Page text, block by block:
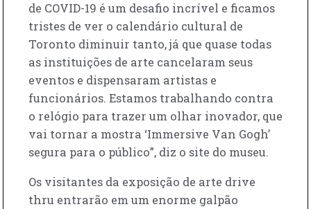
de COVID-19 é um desafio incrível e ficamos
tristes de ver o calendário cultural de
Toronto diminuir tanto, já que quase todas
as instituições de arte cancelaram seus
eventos e dispensaram artistas e
funcionários. Estamos trabalhando contra
o relógio para trazer um olhar inovador, que
vai tornar a mostra ‘Immersive Van Gogh’
segura para o público”, diz o site do museu.
Os visitantes da exposição de arte drive
thru entrarão em um enorme galpão